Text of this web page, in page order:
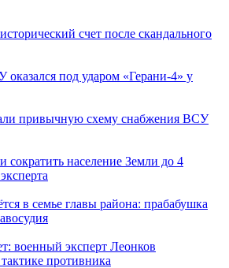
счет после скандального
под ударом «Герани-4» у
привычную схему снабжения ВСУ
население Земли до 4
в семье главы района: прабабушка
военный эксперт Леонков
противника